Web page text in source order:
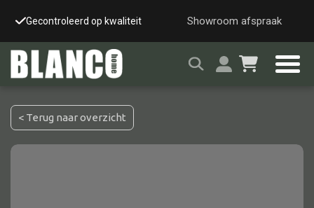
Gecontroleerd op kwaliteit Snelle & veilige
Showroom afspraak
< Terug naar overzicht